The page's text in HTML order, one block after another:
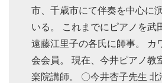
市、千歳市にて伴奏を中心に
いる。 これまでにピアノを武
遠藤江里子の各氏に師事。 カ
会会員。 現在、今井ピアノ教
楽院講師。 〇今井杏子先生